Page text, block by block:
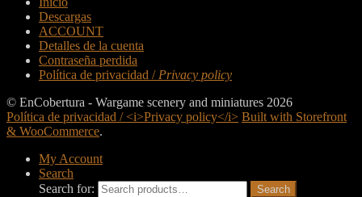
Descargas
ACCOUNT
Detalles de la cuenta
Contraseña perdida
Política de privacidad / Privacy policy
© EnCobertura - Wargame scenery and miniatures 2026
Política de privacidad / <i>Privacy policy</i> Built with Storefront
& WooCommerce.
My Account
Search
Search for:
Search